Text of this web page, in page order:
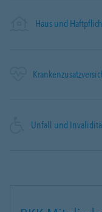
Haus und
Unfall und